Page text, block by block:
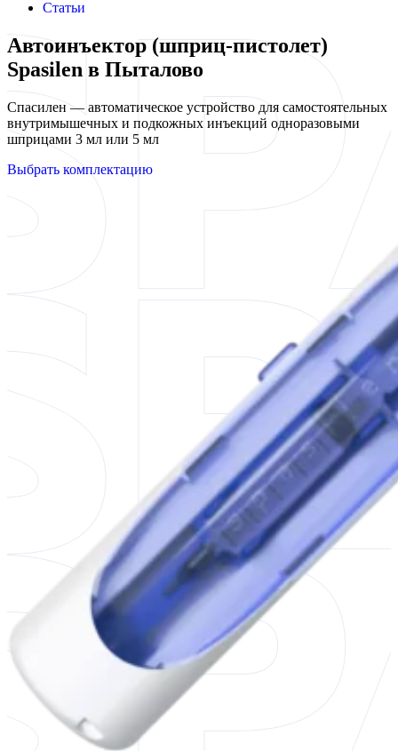
Статьи
Автоинъектор (шприц-пистолет)
Spasilen в Пыталово
Спасилен — автоматическое устройство для самостоятельных
внутримышечных и подкожных инъекций одноразовыми
шприцами 3 мл или 5 мл
Выбрать комплектацию